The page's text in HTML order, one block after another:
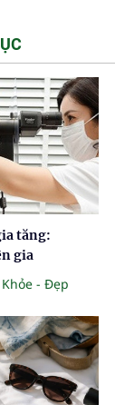
tăng:
gia
Khỏe - Đẹp